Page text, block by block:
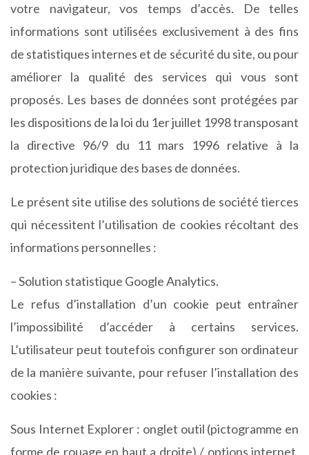
votre navigateur, vos temps d’accès. De telles
informations sont utilisées exclusivement à des fins
de statistiques internes et de sécurité du site, ou pour
améliorer la qualité des services qui vous sont
proposés. Les bases de données sont protégées par
les dispositions de la loi du 1er juillet 1998 transposant
la directive 96/9 du 11 mars 1996 relative à la
protection juridique des bases de données.
Le présent site utilise des solutions de société tierces
qui nécessitent l’utilisation de cookies récoltant des
informations personnelles :
– Solution statistique Google Analytics.
Le refus d’installation d’un cookie peut entraîner
l’impossibilité d’accéder à certains services.
L’utilisateur peut toutefois configurer son ordinateur
de la manière suivante, pour refuser l’installation des
cookies :
Sous Internet Explorer : onglet outil (pictogramme en
forme de rouage en haut a droite) / options internet.